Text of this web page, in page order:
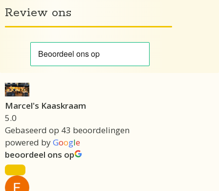
Review ons
Marcel's Kaaskraam
5.0
Gebaseerd op 43 beoordelingen
powered byGoogle
beoordeel ons op